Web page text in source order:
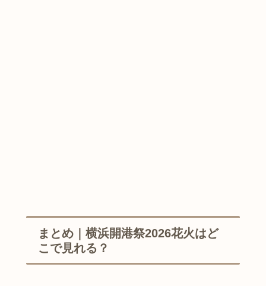
まとめ｜横浜開港祭2026花火はど
こで見れる？